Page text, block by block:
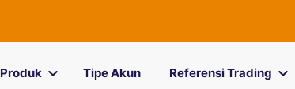
Produk Tipe Akun Referensi Trading